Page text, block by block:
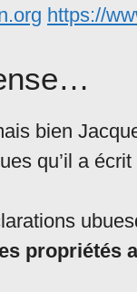
https://
bien
qu’il a
propriétés